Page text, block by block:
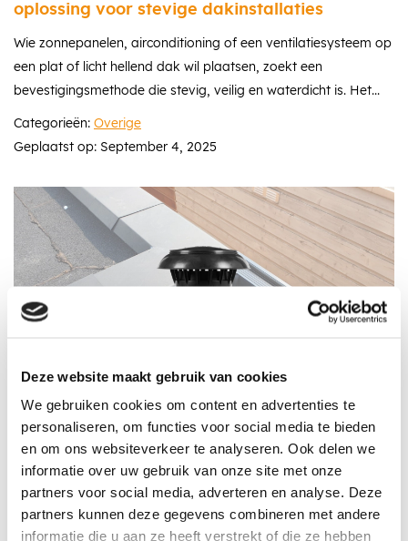
Deze website maakt gebruik van cookies
We gebruiken cookies om content en advertenties te
personaliseren, om functies voor social media te bieden
en om ons websiteverkeer te analyseren. Ook delen we
informatie over uw gebruik van onze site met onze
partners voor social media, adverteren en analyse. Deze
partners kunnen deze gegevens combineren met andere
informatie die u aan ze heeft verstrekt of die ze hebben
oplossing voor stevige dakinstallaties
Wie zonnepanelen, airconditioning of een ventilatiesysteem op
een plat of licht hellend dak wil plaatsen, zoekt een
bevestigingsmethode die stevig, veilig en waterdicht is. Het...
Categorieën: Overige
Geplaatst op: September 4, 2025
Nieuw in het assortiment: Anjo Vent ALU
prefab - ventilatiedoorvoer
Bij Dakvoordeelshop blijven we ons assortiment uitbreiden met